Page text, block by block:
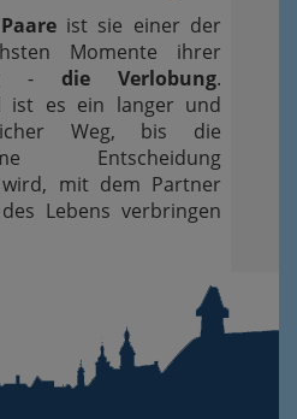
ist sie einer der
Momente ihrer
- die Verlobung.
ist es ein langer und
Weg, bis die
Entscheidung
mit dem Partner
Lebens verbringen